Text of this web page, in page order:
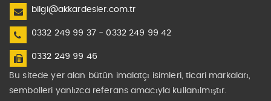
bilgi@akkardesler.com.tr
0332 249 99 37 - 0332 249 99 42
0332 249 99 46
Bu sitede yer alan bütün imalatçı isimleri, ticari markaları,
sembolleri yanlızca referans amacıyla kullanılmıştır.